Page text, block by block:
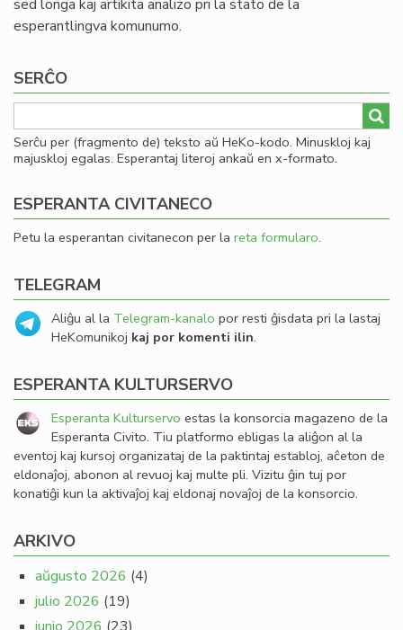
sed longa kaj artikita analizo pri la stato de la
esperantlingva komunumo.
SERĈO
Serĉu per (fragmento de) teksto aŭ HeKo-kodo. Minuskloj kaj
majuskloj egalas. Esperantaj literoj ankaŭ en x-formato.
ESPERANTA CIVITANECO
Petu la esperantan civitanecon per la reta formularo.
TELEGRAM
Aliĝu al la Telegram-kanalo por resti ĝisdata pri la lastaj
HeKomunikoj kaj por komenti ilin.
ESPERANTA KULTURSERVO
Esperanta Kulturservo estas la konsorcia magazeno de la
Esperanta Civito. Tiu platformo ebligas la aliĝon al la
eventoj kaj kursoj organizataj de la paktintaj establoj, aĉeton de
eldonaĵoj, abonon al revuoj kaj multe pli. Vizitu ĝin tuj por
konatiĝi kun la aktivaĵoj kaj eldonaj novaĵoj de la konsorcio.
ARKIVO
aŭgusto 2026 (4)
julio 2026 (19)